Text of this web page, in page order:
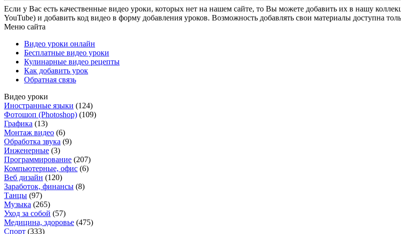
Если у Вас есть качественные видео уроки, которых нет на нашем сайте, то Вы можете добавить их в нашу
YouTube) и добавить код видео в форму добавления уроков. Возможность добавлять свои материалы доступна
Меню сайта
Видео уроки онлайн
Бесплатные видео уроки
Кулинарные видео рецепты
Как добавить урок
Обратная связь
Видео уроки
Иностранные языки (124)
Фотошоп (Photoshop) (109)
Графика (13)
Монтаж видео (6)
Обработка звука (9)
Инженерные (3)
Программирование (207)
Компьютерные, офис (6)
Веб дизайн (120)
Заработок, финансы (8)
Танцы (97)
Музыка (265)
Уход за собой (57)
Медицина, здоровье (475)
Спорт (333)